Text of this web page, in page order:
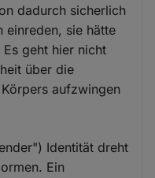
dadurch sicherlich
einreden, sie hätte
Es geht hier nicht
über die
aufzwingen
Identität dreht
Ein